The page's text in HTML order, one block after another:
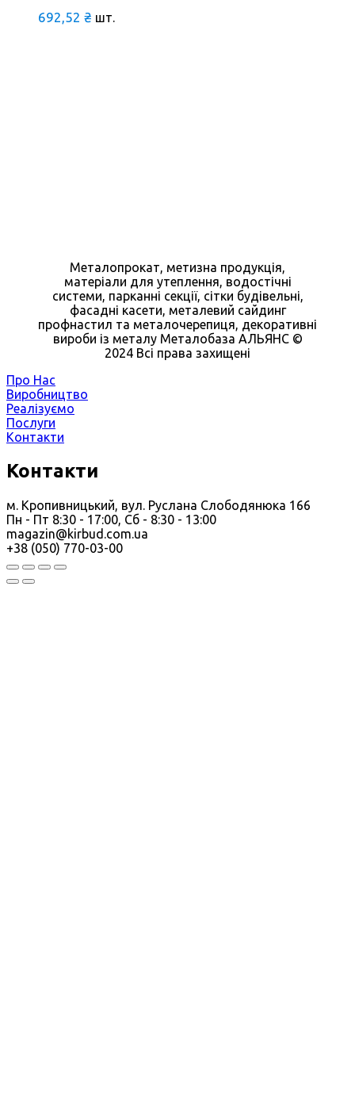
692,52 ₴ шт.
Металопрокат, метизна продукція,
матеріали для утеплення, водостічні
системи, парканні секції, сітки будівельні,
фасадні касети, металевий сайдинг
профнастил та металочерепиця, декоративні
вироби із металу Металобаза АЛЬЯНС ©
2024 Всі права захищені
Про Нас
Виробництво
Реалізуємо
Послуги
Контакти
Контакти
м. Кропивницький, вул. Руслана Слободянюка 166
Пн - Пт 8:30 - 17:00, Сб - 8:30 - 13:00
magazin@kirbud.com.ua
+38 (050) 770-03-00